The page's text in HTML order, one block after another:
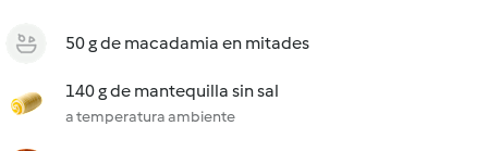
50 g de macadamia en mitades
140 g de mantequilla sin sal
a temperatura ambiente